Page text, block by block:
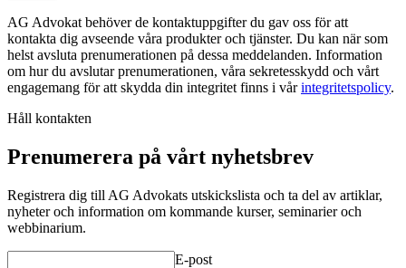
AG Advokat behöver de kontaktuppgifter du gav oss för att
kontakta dig avseende våra produkter och tjänster. Du kan när som
helst avsluta prenumerationen på dessa meddelanden. Information
om hur du avslutar prenumerationen, våra sekretesskydd och vårt
engagemang för att skydda din integritet finns i vårintegritetspolicy.
Håll kontakten
Prenumerera på vårt nyhetsbrev
Registrera dig till AG Advokats utskickslista och ta del av artiklar,
nyheter och information om kommande kurser, seminarier och
webbinarium.
E-post